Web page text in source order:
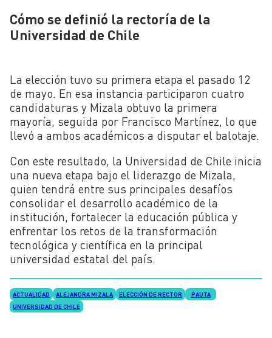
Cómo se definió la rectoría de la
Universidad de Chile
La elección tuvo su primera etapa el pasado 12
de mayo. En esa instancia participaron cuatro
candidaturas y Mizala obtuvo la primera
mayoría, seguida por Francisco Martínez, lo que
llevó a ambos académicos a disputar el balotaje.
Con este resultado, la Universidad de Chile inicia
una nueva etapa bajo el liderazgo de Mizala,
quien tendrá entre sus principales desafíos
consolidar el desarrollo académico de la
institución, fortalecer la educación pública y
enfrentar los retos de la transformación
tecnológica y científica en la principal
universidad estatal del país.
ACTUALIDAD ALEJANDRA MIZALA ELECCIÓN DE RECTOR
PAUTA
UNIVERSIDAD DE CHILE